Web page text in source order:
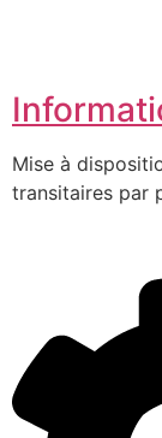
Mise à
transitaires par